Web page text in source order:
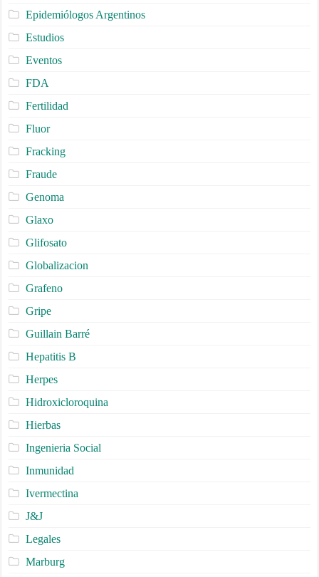
Epidemiólogos Argentinos
Estudios
Eventos
FDA
Fertilidad
Fluor
Fracking
Fraude
Genoma
Glaxo
Glifosato
Globalizacion
Grafeno
Gripe
Guillain Barré
Hepatitis B
Herpes
Hidroxicloroquina
Hierbas
Ingenieria Social
Inmunidad
Ivermectina
J&J
Legales
Marburg